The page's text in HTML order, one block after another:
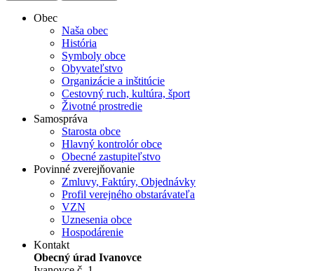
Obec
Naša obec
História
Symboly obce
Obyvateľstvo
Organizácie a inštitúcie
Cestovný ruch, kultúra, šport
Životné prostredie
Samospráva
Starosta obce
Hlavný kontrolór obce
Obecné zastupiteľstvo
Povinné zverejňovanie
Zmluvy, Faktúry, Objednávky
Profil verejného obstarávateľa
VZN
Uznesenia obce
Hospodárenie
Kontakt
Obecný úrad Ivanovce